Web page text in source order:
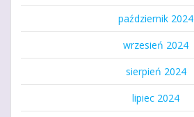
październik 2024
wrzesień 2024
sierpień 2024
lipiec 2024